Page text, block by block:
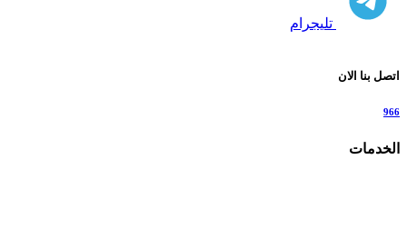
تليجرام
اتصل بنا الان
966
الخدمات